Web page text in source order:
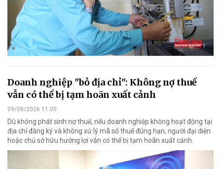
Doanh nghiệp "bỏ địa chỉ": Không nợ thuế
vẫn có thể bị tạm hoãn xuất cảnh
09/08/2026 11:00
Dù không phát sinh nợ thuế, nếu doanh nghiệp không hoạt động tại
địa chỉ đăng ký và không xử lý mã số thuế đúng hạn, người đại diện
hoặc chủ sở hữu hưởng lợi vẫn có thể bị tạm hoãn xuất cảnh.